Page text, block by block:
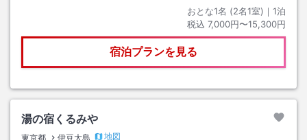
おとな1名 (2名1室)｜ 1泊
税込 7,000円〜15,300円
宿泊プランを見る
湯の宿くるみや
東京都 伊豆大島
地図